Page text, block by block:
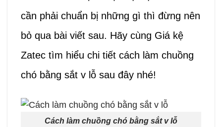
cần phải chuẩn bị những gì thì đừng nên
bỏ qua bài viết sau. Hãy cùng Giá kệ
Zatec tìm hiểu chi tiết cách làm chuồng
chó bằng sắt v lỗ sau đây nhé!
Cách làm chuồng chó bằng sắt v lỗ